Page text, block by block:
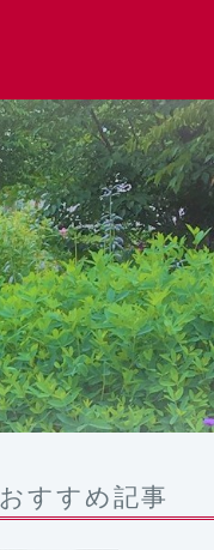
おすすめ記事